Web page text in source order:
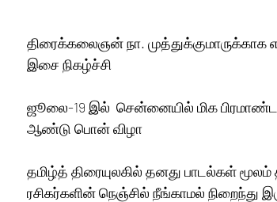
திரைக்கலைஞன் நா.
இசை நிகழ்ச்சி
ஜூலை-19 இல்  சென்னையில் மிக பிரமாண்ட
ஆண்டு பொன் விழா
தமிழ்த் திரையுலகில் தனது பாடல்கள்
ரசிகர்களின் நெஞ்சில் நீங்காமல் நிறைந்து